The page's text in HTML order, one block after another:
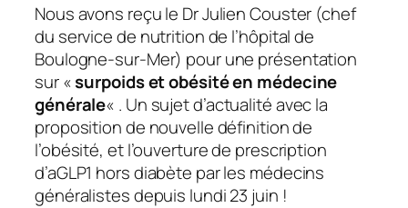
Nous avons reçu le Dr Julien Couster (chef
du service de nutrition de l’hôpital de
Boulogne-sur-Mer) pour une présentation
sur «surpoids et obésité en médecine
générale« . Un sujet d’actualité avec la
proposition de nouvelle définition de
l’obésité, et l’ouverture de prescription
d’aGLP1 hors diabète par les médecins
généralistes depuis lundi 23 juin !